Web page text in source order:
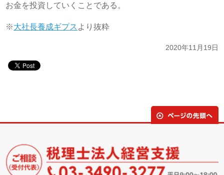
お金を投資していくことである。
※大社長養成ギプス より抜粋
2020年11月19日